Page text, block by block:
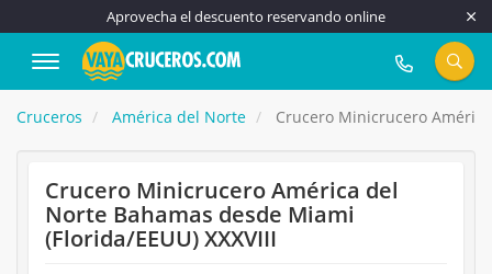
Aprovecha el descuento reservando online
917 815 555
Cruceros América del Norte Crucero Minicrucero
Crucero Minicrucero América del
Norte Bahamas desde Miami
(Florida/EEUU) XXXVIII